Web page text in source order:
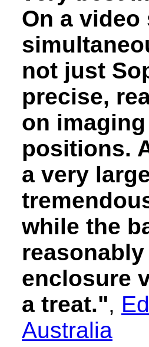
On a
not just
precise,
on
positions.
a very
while the
enclosure
a treat.",
Australia